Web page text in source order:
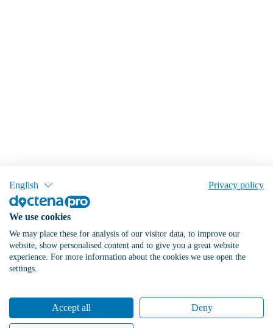
English Privacy policy
We use cookies
We may place these for analysis of our visitor data, to improve our
website, show personalised content and to give you a great website
experience. For more information about the cookies we use open the
settings.
Accept all Deny